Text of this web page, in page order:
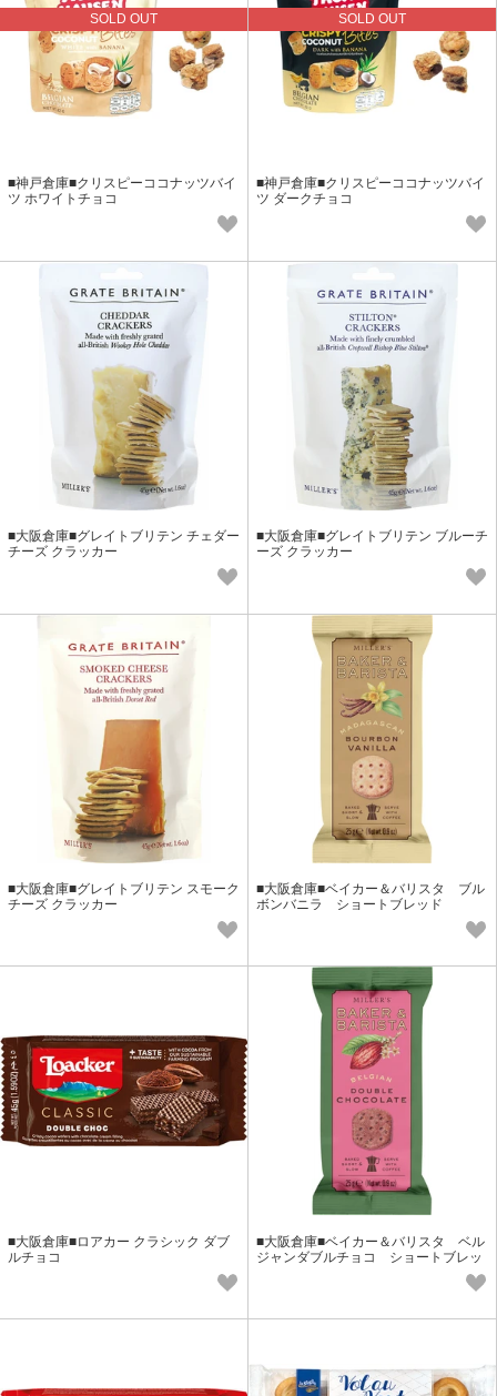
SOLD OUT
■神戸倉庫■クリスピーココナッツバイ
ツ ホワイトチョコ
SOLD OUT
■神戸倉庫■クリスピーココナッツバイ
ツ ダークチョコ
■大阪倉庫■グレイトブリテン チェダー
チーズ クラッカー
■大阪倉庫■グレイトブリテン ブルーチ
ーズ クラッカー
■大阪倉庫■グレイトブリテン スモーク
チーズ クラッカー
■大阪倉庫■ベイカー＆バリスタ ブル
ボンバニラ ショートブレッド
■大阪倉庫■ロアカー クラシック ダブ
ルチョコ
■大阪倉庫■ベイカー＆バリスタ ベル
ジャンダブルチョコ ショートブレッ